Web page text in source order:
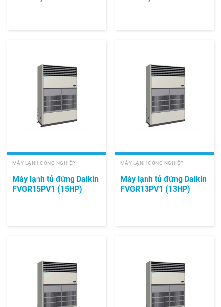
MÁY LẠNH CÔNG NGHIỆP
Máy lạnh tủ đứng Daikin
FVGR15PV1 (15HP)
MÁY LẠNH CÔNG NGHIỆP
Máy lạnh tủ đứng Daikin
FVGR13PV1 (13HP)